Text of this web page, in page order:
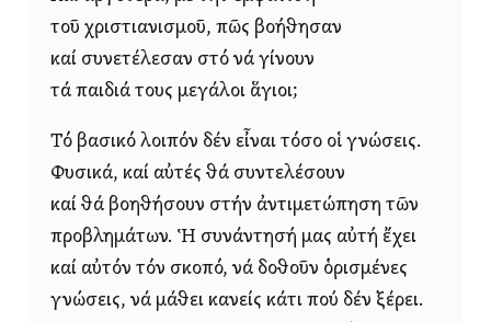
τοῦ χριστιανισμοῦ, πῶς βοήθησαν
καί συνετέλεσαν στό νά γίνουν
τά παιδιά τους μεγάλοι ἅγιοι;
Τό βασικό λοιπόν δέν εἶναι τόσο οἱ γνώσεις.
Φυσικά, καί αὐτές θά συντελέσουν
καί θά βοηθήσουν στήν ἀντιμετώπηση τῶν
προβλημάτων. Ἡ συνάντησή μας αὐτή ἔχει
καί αὐτόν τόν σκοπό, νά δοθοῦν ὁρισμένες
γνώσεις, νά μάθει κανείς κάτι πού δέν ξέρει.